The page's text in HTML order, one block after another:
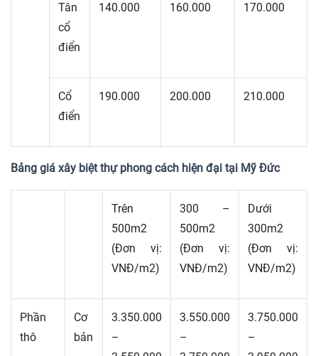
Tân
cổ
điển
140.000 160.000 170.000
Cổ
điển
190.000 200.000 210.000
Bảng giá xây biệt thự phong cách hiện đại tại Mỹ Đức
Trên
500m2
(Đơn vị:
VNĐ/m2)
300 –
500m2
(Đơn vị:
VNĐ/m2)
Dưới
300m2
(Đơn vị:
VNĐ/m2)
Phần
thô
Cơ
bản
3.350.000
–
3.550.000
–
3.750.000
–